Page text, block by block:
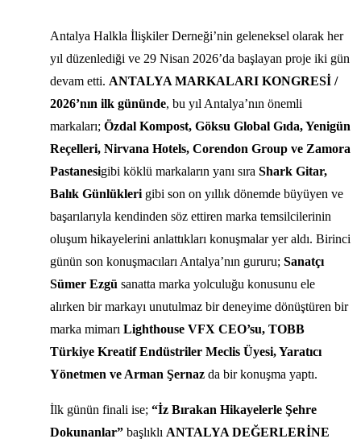
Antalya Halkla İlişkiler Derneği’nin geleneksel olarak her
yıl düzenlediği ve 29 Nisan 2026’da başlayan proje iki gün
devam etti. ANTALYA MARKALARI KONGRESİ /
2026’nın ilk gününde, bu yıl Antalya’nın önemli
markaları; Özdal Kompost, Göksu Global Gıda, Yenigün
Reçelleri, Nirvana Hotels, Corendon Group ve Zamora
Pastanesigibi köklü markaların yanı sıra Shark Gitar,
Balık Günlükleri gibi son on yıllık dönemde büyüyen ve
başarılarıyla kendinden söz ettiren marka temsilcilerinin
oluşum hikayelerini anlattıkları konuşmalar yer aldı. Birinci
günün son konuşmacıları Antalya’nın gururu; Sanatçı
Sümer Ezgü sanatta marka yolculuğu konusunu ele
alırken bir markayı unutulmaz bir deneyime dönüştüren bir
marka mimarı Lighthouse VFX CEO’su, TOBB
Türkiye Kreatif Endüstriler Meclis Üyesi, Yaratıcı
Yönetmen ve Arman Şernaz da bir konuşma yaptı.
İlk günün finali ise; “İz Bırakan Hikayelerle Şehre
Dokunanlar” başlıklı ANTALYA DEĞERLERİNE